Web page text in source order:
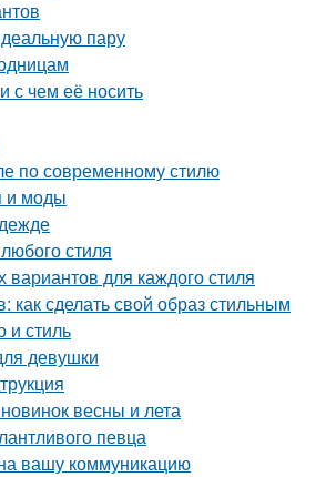
пару
с чем её носить
по современному стилю
и моды
стиля
для каждого стиля
сделать свой образ стильным
и стиль
девушки
весны и лета
певца
вашу коммуникацию